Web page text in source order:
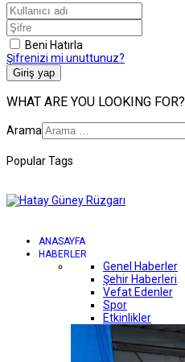
Beni Hatırla
Şifrenizi mi unuttunuz?
Giriş yap
WHAT ARE YOU LOOKING FOR?
Arama
Popular Tags
ANASAYFA
HABERLER
Genel Haberler
Şehir Haberleri
Vefat Edenler
Spor
Etkinlikler